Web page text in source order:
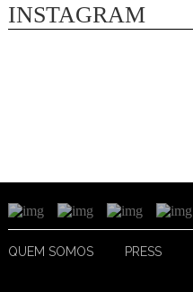
INSTAGRAM
QUEM SOMOS PRESS